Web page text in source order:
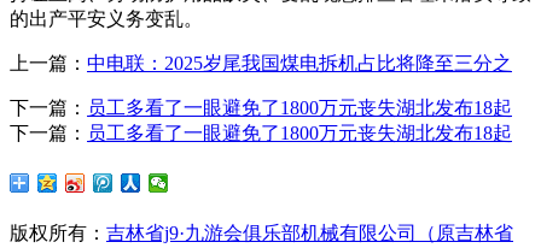
的出产平安义务变乱。
上一篇： 中电联：2025岁尾我国煤电拆机占比将降至三分之
下一篇： 员工多看了一眼避免了1800万元丧失湖北发布18起
下一篇： 员工多看了一眼避免了1800万元丧失湖北发布18起
版权所有： 吉林省j9·九游会俱乐部机械有限公司（原吉林省